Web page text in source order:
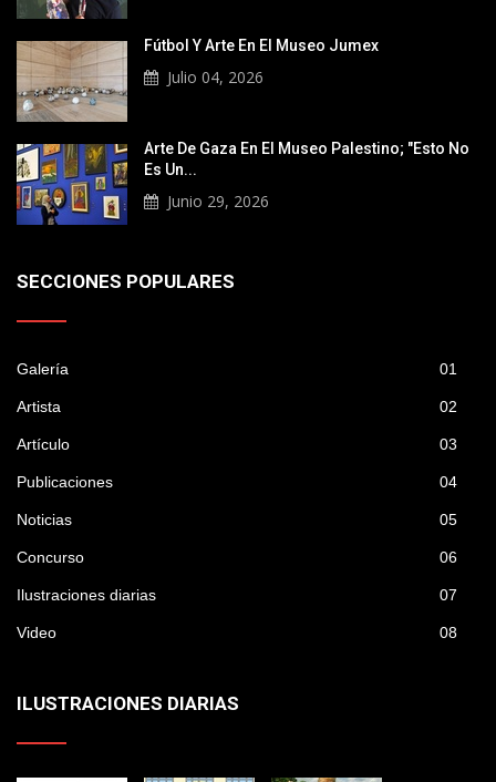
Fútbol Y Arte En El Museo Jumex
Julio 04, 2026
Arte De Gaza En El Museo Palestino; "Esto No
Es Un...
Junio 29, 2026
SECCIONES POPULARES
Galería 01
Artista 02
Artículo 03
Publicaciones 04
Noticias 05
Concurso 06
Ilustraciones diarias 07
Video 08
ILUSTRACIONES DIARIAS